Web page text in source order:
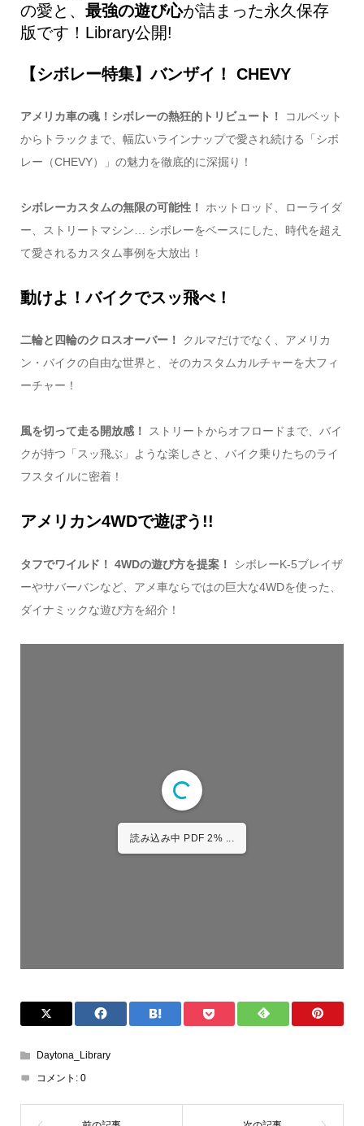
の愛と、 最強の遊び心が詰まった永久保存
版です！Library公開!
【シボレー特集】バンザイ！ CHEVY
アメリカ車の魂！シボレーの熱狂的トリビュート！
コルベット
からトラックまで、幅広いラインナップで愛され続ける「シボ
レー（CHEVY）」の魅力を徹底的に深掘り！
シボレーカスタムの無限の可能性！ ホットロッド、ローライダ
ー、ストリートマシン… シボレーをベースにした、時代を超え
て愛されるカスタム事例を大放出！
動けよ！バイクでスッ飛べ！
二輪と四輪のクロスオーバー！
クルマだけでなく、アメリカ
ン・バイクの自由な世界と、そのカスタムカルチャーを大フィ
ーチャー！
風を切って走る開放感！
ストリートからオフロードまで、バイ
クが持つ「スッ飛ぶ」ような楽しさと、バイク乗りたちのライ
フスタイルに密着！
アメリカン4WDで遊ぼう!!
タフでワイルド！ 4WDの遊び方を提案！
シボレーK-5ブレイザ
ーやサバーバンなど、アメ車ならではの巨大な4WDを使った、
ダイナミックな遊び方を紹介！
1/268